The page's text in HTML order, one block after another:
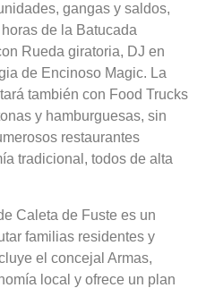
gangas y saldos,
de la Batucada
Rueda giratoria, DJ en
de Encinoso Magic. La
también con Food Trucks
y hamburguesas, sin
restaurantes
tradicional, todos de alta
Caleta de Fuste es un
familias residentes y
el concejal Armas,
local y ofrece un plan